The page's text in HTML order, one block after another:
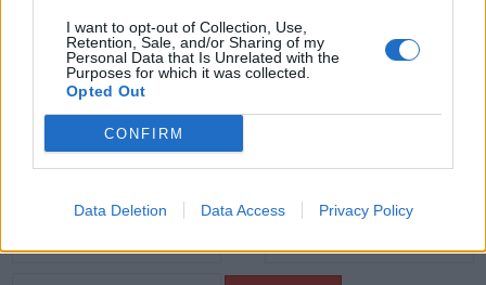
I want to opt-out of Collection, Use,
Retention, Sale, and/or Sharing of my
Personal Data that Is Unrelated with the
Purposes for which it was collected.
Opted Out
CONFIRM
Data Deletion Data Access Privacy Policy
Mastodon Telegram WhatsApp
Stampa Altro
Vuoi ricevere gli aggiornamenti delle news di TecnoGazzetta?
Inserisci nome ed indirizzo E-Mail: